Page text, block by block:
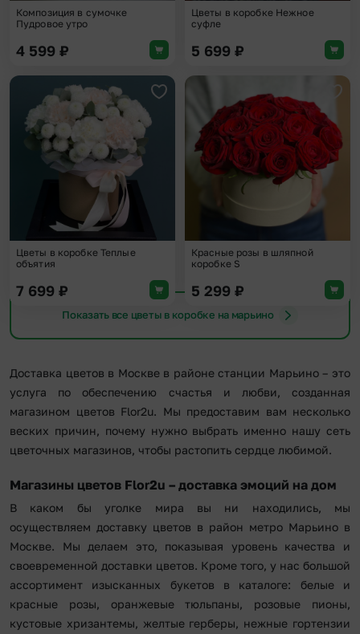
Композиция в сумочке
Пудровое утро
4 599 ₽
Цветы в коробке Нежное
суфле
5 699 ₽
Добавить в избранное
Цветы в коробке Теплые
объятия
7 699 ₽
Красные розы в шляпной
коробке S
5 299 ₽
Показать все цветы в коробке на марьино
Доставка цветов в Москве в районе станции Марьино – это
услуга по обеспечению счастья и любви, созданная
магазином цветов Flor2u. Мы предоставим вам несколько
веских причин, почему нужно выбрать именно нашу сеть
цветочных магазинов, чтобы растопить сердце любимой.
Магазины цветов Flor2u – доставка эмоций на дом
В каком бы уголке мира вы ни находились, мы
осуществляем доставку цветов в район метро Марьино в
Москве. Мы делаем это, показывая уровень качества и
своевременной доставки цветов. Кроме того, у нас большой
ассортимент изысканных букетов в каталоге: белые и
красные розы, оранжевые тюльпаны, розовые пионы,
кустовые хризантемы, желтые герберы, нежные гортензии